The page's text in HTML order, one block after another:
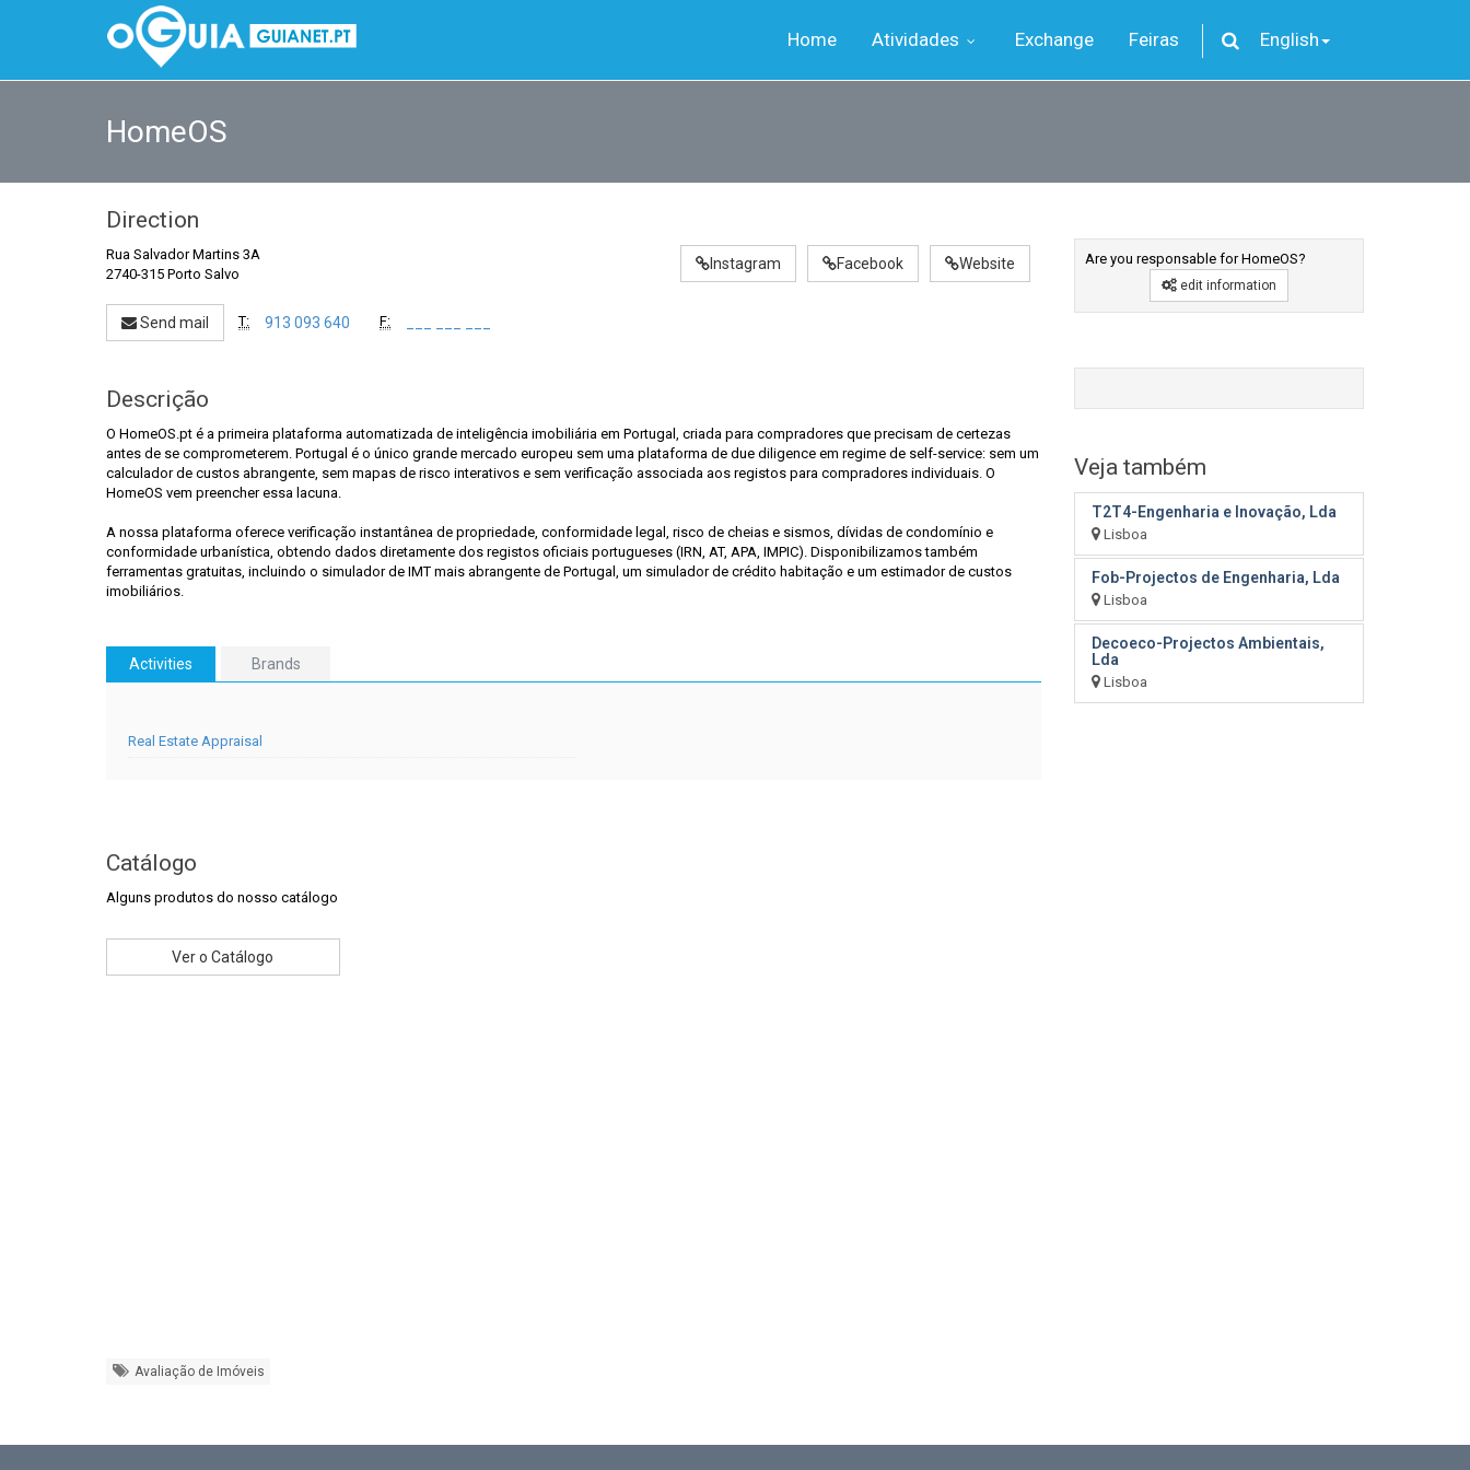
Home Atividades Exchange Feiras English
HomeOS
Direction
Website
Facebook
Instagram
Rua Salvador Martins 3A
2740-315 Porto Salvo
Send mail T: 913 093 640 F:
Descrição
O HomeOS.pt é a primeira plataforma automatizada de inteligência imobiliária em Portugal, criada para compradores que precisam de certezas
antes de se comprometerem. Portugal é o único grande mercado europeu sem uma plataforma de due diligence em regime de self-service: sem um
calculador de custos abrangente, sem mapas de risco interativos e sem verificação associada aos registos para compradores individuais. O
HomeOS vem preencher essa lacuna.
A nossa plataforma oferece verificação instantânea de propriedade, conformidade legal, risco de cheias e sismos, dívidas de condomínio e
conformidade urbanística, obtendo dados diretamente dos registos oficiais portugueses (IRN, AT, APA, IMPIC). Disponibilizamos também
ferramentas gratuitas, incluindo o simulador de IMT mais abrangente de Portugal, um simulador de crédito habitação e um estimador de custos
imobiliários.
Activities Brands
Real Estate Appraisal
Catálogo
Alguns produtos do nosso catálogo
Ver o Catálogo
Are you responsable for HomeOS?
edit information
Veja também
T2T4-Engenharia e Inovação, Lda
Lisboa
Fob-Projectos de Engenharia, Lda
Lisboa
Decoeco-Projectos Ambientais,
Lda
Lisboa
Avaliação de Imóveis